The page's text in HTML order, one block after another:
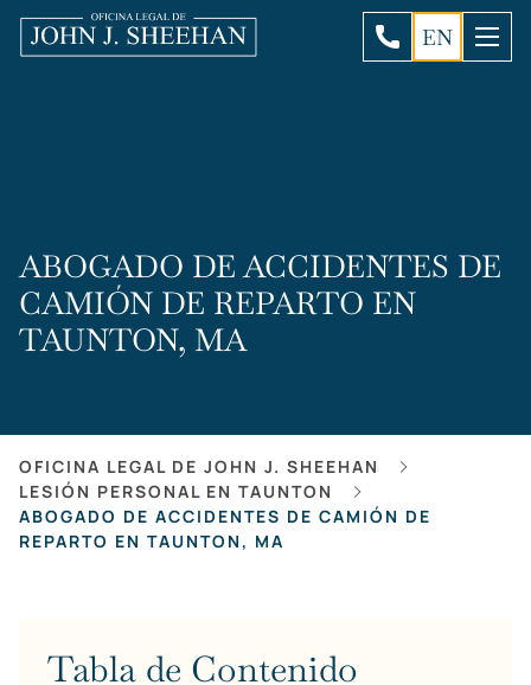
EN
ABOGADO DE ACCIDENTES DE
CAMIÓN DE REPARTO EN
TAUNTON, MA
OFICINA LEGAL DE JOHN J. SHEEHAN
LESIÓN PERSONAL EN TAUNTON
ABOGADO DE ACCIDENTES DE CAMIÓN DE
REPARTO EN TAUNTON, MA
Tabla de Contenido